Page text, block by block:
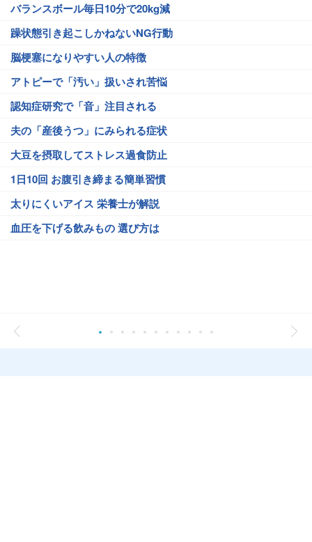
バランスボール毎日10分で20kg減
躁状態引き起こしかねないNG行動
脳梗塞になりやすい人の特徴
アトピーで「汚い」扱いされ苦悩
認知症研究で「音」注目される
夫の「産後うつ」にみられる症状
大豆を摂取してストレス過食防止
1日10回 お腹引き締まる簡単習慣
太りにくいアイス 栄養士が解説
血圧を下げる飲みもの 選び方は